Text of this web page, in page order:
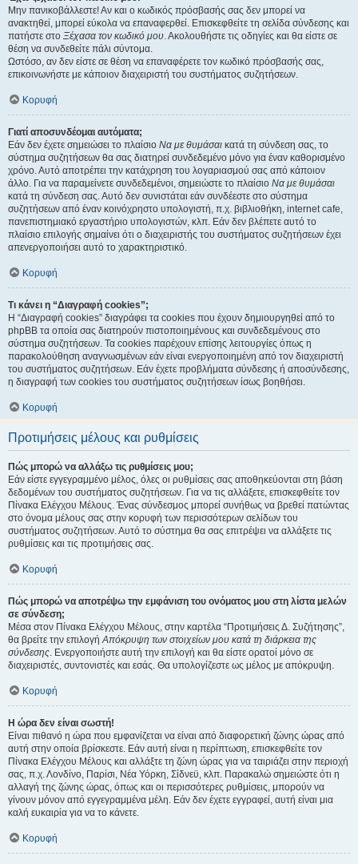
Μην πανικοβάλλεστε! Αν και ο κωδικός πρόσβασής σας δεν μπορεί να
ανακτηθεί, μπορεί εύκολα να επαναφερθεί. Επισκεφθείτε τη σελίδα σύνδεσης και
πατήστε στο Ξέχασα τον κωδικό μου. Ακολουθήστε τις οδηγίες και θα είστε σε
θέση να συνδεθείτε πάλι σύντομα.
Ωστόσο, αν δεν είστε σε θέση να επαναφέρετε τον κωδικό πρόσβασής σας,
επικοινωνήστε με κάποιον διαχειριστή του συστήματος συζητήσεων.
Κορυφή
Γιατί αποσυνδέομαι αυτόματα;
Εάν δεν έχετε σημειώσει το πλαίσιο Να με θυμάσαι κατά τη σύνδεση σας, το
σύστημα συζητήσεων θα σας διατηρεί συνδεδεμένο μόνο για έναν καθορισμένο
χρόνο. Αυτό αποτρέπει την κατάχρηση του λογαριασμού σας από κάποιον
άλλο. Για να παραμείνετε συνδεδεμένοι, σημειώστε το πλαίσιο Να με θυμάσαι
κατά τη σύνδεση σας. Αυτό δεν συνιστάται εάν συνδέεστε στο σύστημα
συζητήσεων από έναν κοινόχρηστο υπολογιστή, π.χ. βιβλιοθήκη, internet cafe,
πανεπιστημιακό εργαστήριο υπολογιστών, κλπ. Εάν δεν βλέπετε αυτό το
πλαίσιο επιλογής σημαίνει ότι ο διαχειριστής του συστήματος συζητήσεων έχει
απενεργοποιήσει αυτό το χαρακτηριστικό.
Κορυφή
Τι κάνει η “Διαγραφή cookies”;
Η “Διαγραφή cookies” διαγράφει τα cookies που έχουν δημιουργηθεί από το
phpBB τα οποία σας διατηρούν πιστοποιημένους και συνδεδεμένους στο
σύστημα συζητήσεων. Τα cookies παρέχουν επίσης λειτουργίες όπως η
παρακολούθηση αναγνωσμένων εάν είναι ενεργοποιημένη από τον διαχειριστή
του συστήματος συζητήσεων. Εάν έχετε προβλήματα σύνδεσης ή αποσύνδεσης,
η διαγραφή των cookies του συστήματος συζητήσεων ίσως βοηθήσει.
Κορυφή
Προτιμήσεις μέλους και ρυθμίσεις
Πώς μπορώ να αλλάξω τις ρυθμίσεις μου;
Εάν είστε εγγεγραμμένο μέλος, όλες οι ρυθμίσεις σας αποθηκεύονται στη βάση
δεδομένων του συστήματος συζητήσεων. Για να τις αλλάξετε, επισκεφθείτε τον
Πίνακα Ελέγχου Μέλους. Ένας σύνδεσμος μπορεί συνήθως να βρεθεί πατώντας
στο όνομα μέλους σας στην κορυφή των περισσότερων σελίδων του
συστήματος συζητήσεων. Αυτό το σύστημα θα σας επιτρέψει να αλλάξετε τις
ρυθμίσεις και τις προτιμήσεις σας.
Κορυφή
Πώς μπορώ να αποτρέψω την εμφάνιση του ονόματος μου στη λίστα μελών
σε σύνδεση;
Μέσα στον Πίνακα Ελέγχου Μέλους, στην καρτέλα “Προτιμήσεις Δ. Συζήτησης”,
θα βρείτε την επιλογήΑπόκρυψη των στοιχείων μου κατά τη διάρκεια της
σύνδεσης. Ενεργοποιήστε αυτή την επιλογή και θα είστε ορατοί μόνο σε
διαχειριστές, συντονιστές και εσάς. Θα υπολογίζεστε ως μέλος με απόκρυψη.
Κορυφή
Η ώρα δεν είναι σωστή!
Είναι πιθανό η ώρα που εμφανίζεται να είναι από διαφορετική ζώνης ώρας από
αυτή στην οποία βρίσκεστε. Εάν αυτή είναι η περίπτωση, επισκεφθείτε τον
Πίνακα Ελέγχου Μέλους και αλλάξτε τη ζώνη ώρας για να ταιριάζει στην περιοχή
σας, π.χ. Λονδίνο, Παρίσι, Νέα Υόρκη, Σίδνεϋ, κλπ. Παρακαλώ σημειώστε ότι η
αλλαγή της ζώνης ώρας, όπως και οι περισσότερες ρυθμίσεις, μπορούν να
γίνουν μόνον από εγγεγραμμένα μέλη. Εάν δεν έχετε εγγραφεί, αυτή είναι μια
καλή ευκαιρία για να το κάνετε.
Κορυφή